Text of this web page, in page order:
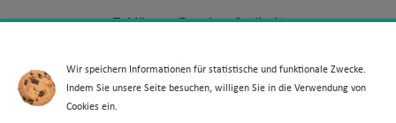
Erklärung Barrierefreiheit
Footer Menü 2 (WdKA 26)
Archiv
Wir speichern Informationen für statistische und funktionale Zwecke.
Indem Sie unsere Seite besuchen, willigen Sie in die Verwendung von
Cookies ein.